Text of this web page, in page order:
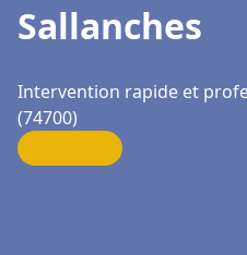
Sallanches
Intervention rapide et
(74700)